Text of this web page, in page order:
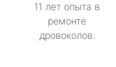
11 лет опыта в
ремонте
дровоколов.